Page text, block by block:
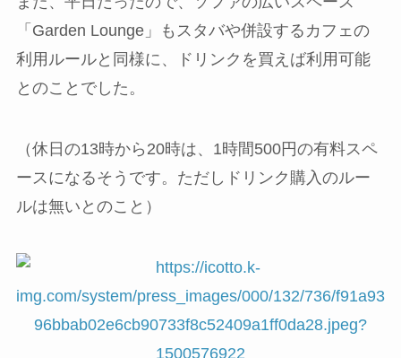
「Garden Lounge」もスタバや併設するカフェの
利用ルールと同様に、ドリンクを買えば利用可能
とのことでした。
（休日の13時から20時は、1時間500円の有料スペ
ースになるそうです。ただしドリンク購入のルー
ルは無いとのこと）